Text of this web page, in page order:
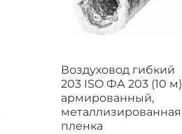
Воздуховод гибкий
203 ISO ФА 203 (10 м)
армированный,
металлизированная
пленка